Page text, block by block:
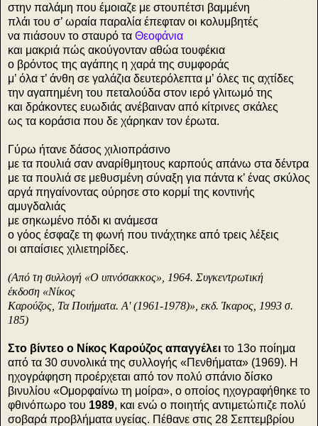
στην παλάμη που έμοιαζε με στουπέτσι βαμμένη
πλάι του σ’ ωραία παραλία έπεφταν οι κολυμβητές
να πιάσουν το σταυρό τα Θεοφάνια
και μακριά πώς ακούγονταν αθώα τουφέκια
ο βρόντος της αγάπης η χαρά της συμφοράς
μ’ όλα τ’ άνθη σε γαλάζια δευτερόλεπτα μ’ όλες τις αχτίδες
την αγαπημένη του πεταλούδα στον ιερό γλιτωμό της
και δράκοντες ευωδιάς ανέβαιναν από κίτρινες σκάλες
ως τα κοράσια που δε χάρηκαν τον έρωτα.
Γύρω ήτανε δάσος χιλιοπράσινο
με τα πουλιά σαν αναρίθμητους καρπούς απάνω στα δέντρα
με τα πουλιά σε μεθυσμένη σύναξη για πάντα κ’ ένας σκύλος
αργά πηγαίνοντας ούρησε στο κορμί της κοντινής
αμυγδαλιάς
με σηκωμένο πόδι κι ανάμεσα
ο γόος έσφαζε τη φωνή που τινάχτηκε από τρεις λέξεις
οι απαίσιες χιλιετηρίδες.
(Από τη συλλογή «Ο υπνόσακκος», 1964. Συγκεντρωτική
έκδοση «Νίκος
Καρούζος, Τα Ποιήματα. Α' (1961-1978)», εκδ. Ίκαρος, 1993 σ.
185)
Στο βίντεο ο Νίκος Καρούζος απαγγέλει το 13ο ποίημα
από τα 30 συνολικά της συλλογής «Πενθήματα» (1969). Η
ηχογράφηση προέρχεται από τον πολύ σπάνιο δίσκο
βινυλίου «Ομορφαίνω τη μοίρα», ο οποίος ηχογραφήθηκε το
φθινόπωρο του 1989, και ενώ ο ποιητής αντιμετώπιζε πολύ
σοβαρά προβλήματα υγείας. Πέθανε στις 28 Σεπτεμβρίου